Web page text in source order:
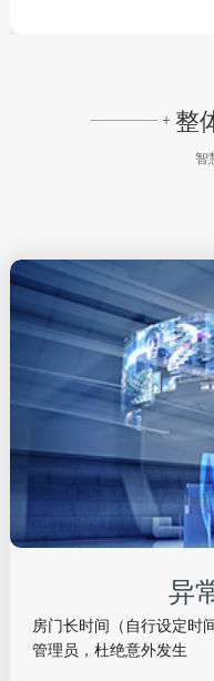
+ 整
智
异
房门长时间（自行设定时
管理员，杜绝意外发生